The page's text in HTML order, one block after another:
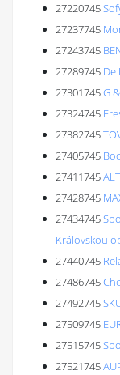
27220745
27237745
27243745
27289745 De
27301745G
27324745
27382745
27405745
27411745
27428745
27434745
Královskou
27440745
27486745
27492745
27509745
27515745
27521745